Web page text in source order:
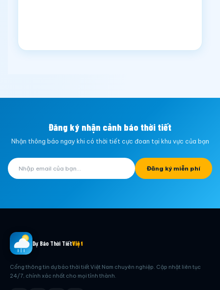
Đăng ký nhận cảnh báo thời tiết
Nhận thông báo ngay khi có thời tiết cực đoan tại khu vực của bạn
Đăng ký miễn phí
Dự Báo Thời TiếtViệt
Cổng thông tin dự báo thời tiết Việt Nam chuyên nghiệp. Cập nhật liên tục
24/7, chính xác nhất cho mọi tỉnh thành.